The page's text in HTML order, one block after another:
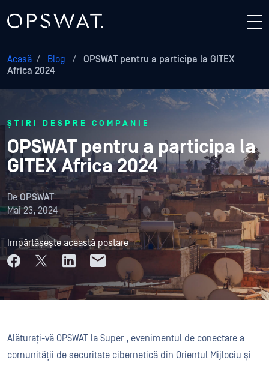
Acasă / Blog /
OPSWAT pentru a participa la GITEX
Africa 2024
ȘTIRI DESPRE COMPANIE
OPSWAT pentru a participa la
GITEX Africa 2024
DeOPSWAT
Mai 23, 2024
Împărtășește această postare
Alăturați-vă OPSWAT la Super , evenimentul de conectare a
comunității de securitate cibernetică din Orientul Mijlociu și